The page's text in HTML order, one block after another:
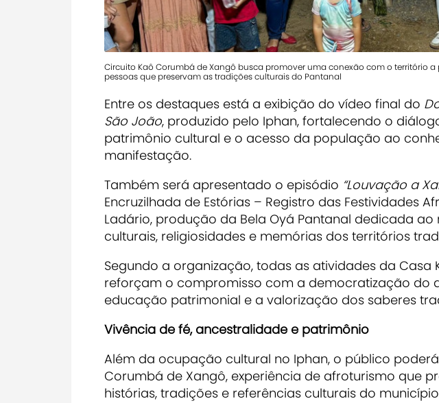
Circuito Kaô Corumbá de Xangô busca promover uma conexão com o território a
pessoas que preservam as tradições culturais do Pantanal
Entre os destaques está a exibição do vídeo final do
São João, produzido pelo Iphan, fortalecendo o
patrimônio cultural e o acesso da população ao
manifestação.
Também será apresentado o episódio “Louvação a
Encruzilhada de Estórias – Registro das Festividades
Ladário, produção da Bela Oyá Pantanal dedicada
culturais, religiosidades e memórias dos territórios
Segundo a organização, todas as atividades da Casa
reforçam o compromisso com a democratização do
educação patrimonial e a valorização dos saberes
Vivência de fé, ancestralidade e patrimônio
Além da ocupação cultural no Iphan, o público
Corumbá de Xangô, experiência de afroturismo que
histórias, tradições e referências culturais do